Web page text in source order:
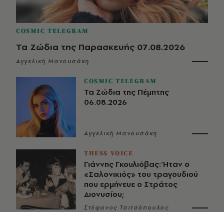
COSMIC TELEGRAM
Τα Ζώδια της Παρασκευής 07.08.2026
Αγγελική Μανουσάκη
COSMIC TELEGRAM
Τα Ζώδια της Πέμπτης
06.08.2026
Αγγελική Μανουσάκη
THESS VOICE
Γιάννης Γκουλιόβας: Ήταν ο
«Σαλονικιός» του τραγουδιού
που ερμήνευε ο Στράτος
Διονυσίου;
Στέφανος Τσιτσόπουλος